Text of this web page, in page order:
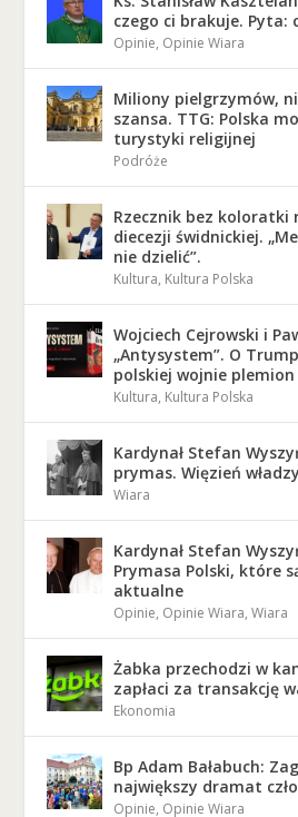
czego ci brakuje. Pyta:
Opinie, Opinie Wiara
Miliony pielgrzymów,
szansa. TTG: Polska
turystyki religijnej
Podróże
Rzecznik bez koloratki
diecezji świdnickiej.
nie dzielić”.
Kultura, Kultura Polska
Wojciech Cejrowski i
„Antysystem”. O
polskiej wojnie plemion
Kultura, Kultura Polska
Kardynał Stefan
prymas. Więzień
Wiara
Kardynał Stefan
Prymasa Polski, które
aktualne
Opinie, Opinie Wiara,Wiara
Żabka przechodzi w
zapłaci za transakcję
Ekonomia
Bp Adam Bałabuch:
największy dramat
Opinie, Opinie Wiara